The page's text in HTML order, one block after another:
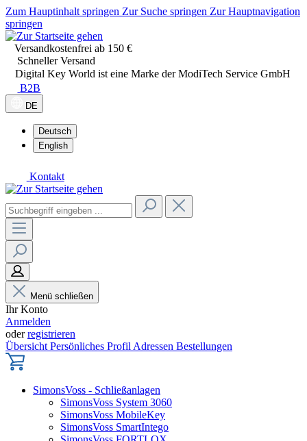
Zum Hauptinhalt springen Zur Suche springen Zur Hauptnavigation
springen
Versandkostenfrei ab 150 €
Schneller Versand
Digital Key World ist eine Marke der ModiTech Service GmbH
B2B
DE
Deutsch
English
Kontakt
Menü schließen
Ihr Konto
Anmelden
oderregistrieren
Übersicht Persönliches Profil Adressen Bestellungen
SimonsVoss - Schließanlagen
SimonsVoss System 3060
SimonsVoss MobileKey
SimonsVoss SmartIntego